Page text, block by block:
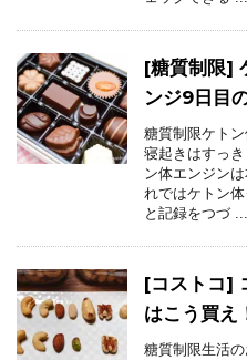
[糖質制限]
ンジ9日目
糖質制限ケト
寝起きはすっ
ン体エンジン
れではケトン
と記録をつづ ...
[コストコ]
はこう買え
糖質制限生活